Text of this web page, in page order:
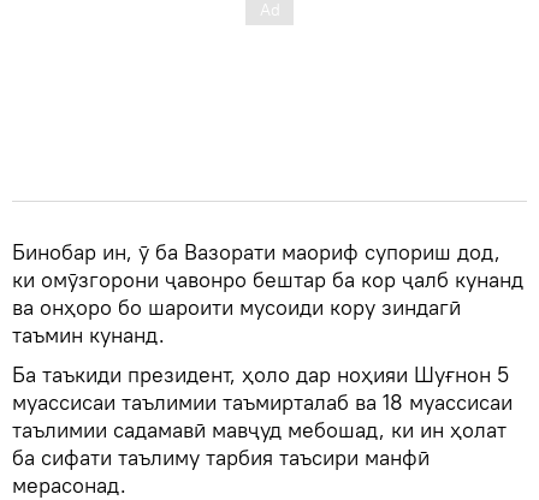
Бинобар ин, ӯ ба Вазорати маориф супориш дод,
ки омӯзгорони ҷавонро бештар ба кор ҷалб кунанд
ва онҳоро бо шароити мусоиди кору зиндагӣ
таъмин кунанд.
Ба таъкиди президент, ҳоло дар ноҳияи Шуғнон 5
муассисаи таълимии таъмирталаб ва 18 муассисаи
таълимии садамавӣ мавҷуд мебошад, ки ин ҳолат
ба сифати таълиму тарбия таъсири манфӣ
мерасонад.